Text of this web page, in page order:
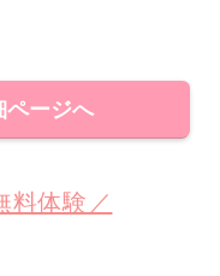
ページへ
料体験／